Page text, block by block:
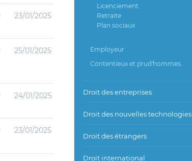
23/01/2025
25/01/2025
24/01/2025
23/01/2025
Licenciement
Retraite
Plan sociaux
Employeur
Contentieux et prud'hommes
Droit des entreprises
Droit des nouvelles technologies
Droit des étrangers
Droit international